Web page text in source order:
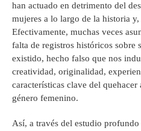
han actuado en detrimento del
mujeres a lo largo de la historia
Efectivamente, muchas veces
falta de registros históricos sobre
existido, hecho falso que nos
creatividad, originalidad,
características clave del
género femenino.
Así, a través del estudio